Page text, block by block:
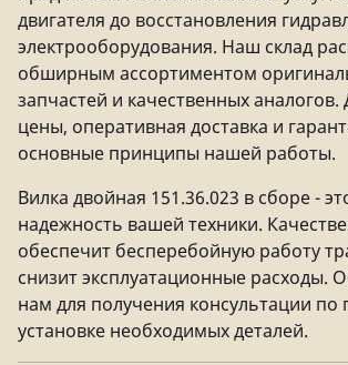
двигателя до восстановления
электрооборудования. Наш склад
обширным ассортиментом
запчастей и качественных
цены, оперативная доставка и
основные принципы нашей работы.
Вилка двойная 151.36.023 в сборе -
надежность вашей техники.
обеспечит бесперебойную работу
снизит эксплуатационные расходы.
нам для получения консультации по
установке необходимых деталей.